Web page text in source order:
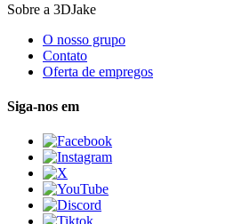
Sobre a 3DJake
O nosso grupo
Contato
Oferta de empregos
Siga-nos em